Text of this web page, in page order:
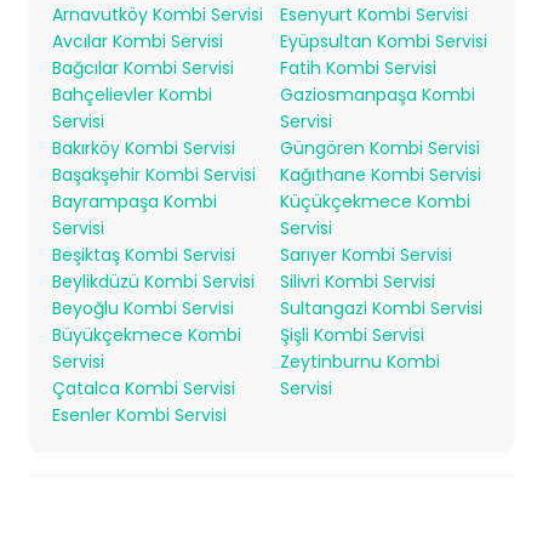
Arnavutköy Kombi Servisi
Avcılar Kombi Servisi
Bağcılar Kombi Servisi
Bahçelievler Kombi
Servisi
Bakırköy Kombi Servisi
Başakşehir Kombi Servisi
Bayrampaşa Kombi
Servisi
Beşiktaş Kombi Servisi
Beylikdüzü Kombi Servisi
Beyoğlu Kombi Servisi
Büyükçekmece Kombi
Servisi
Çatalca Kombi Servisi
Esenler Kombi Servisi
Esenyurt Kombi Servisi
Eyüpsultan Kombi Servisi
Fatih Kombi Servisi
Gaziosmanpaşa Kombi
Servisi
Güngören Kombi Servisi
Kağıthane Kombi Servisi
Küçükçekmece Kombi
Servisi
Sarıyer Kombi Servisi
Silivri Kombi Servisi
Sultangazi Kombi Servisi
Şişli Kombi Servisi
Zeytinburnu Kombi
Servisi